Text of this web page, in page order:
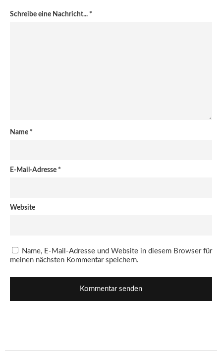
Schreibe eine Nachricht... *
Name *
E-Mail-Adresse *
Website
Name, E-Mail-Adresse und Website in diesem Browser für
meinen nächsten Kommentar speichern.